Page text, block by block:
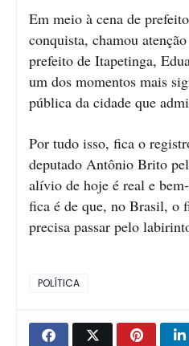
Em meio à cena de
conquista, chamou
prefeito de Itapetinga,
um dos momentos mais
pública da cidade que
Por tudo isso, fica o
deputado Antônio Brito
alívio de hoje é real e
fica é de que, no Brasil, o
precisa passar pelo
POLÍTICA